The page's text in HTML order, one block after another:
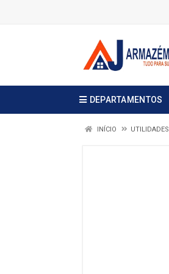
DEPARTAMENTOS
INÍCIO UTILIDADES